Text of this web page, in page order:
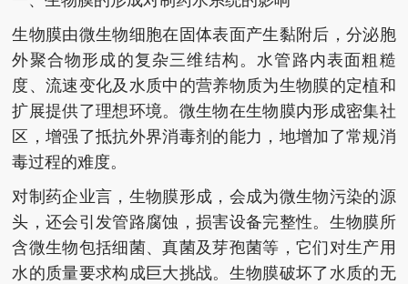
生物膜由微生物细胞在固体表面产生黏附后，分泌胞
外聚合物形成的复杂三维结构。水管路内表面粗糙
度、流速变化及水质中的营养物质为生物膜的定植和
扩展提供了理想环境。微生物在生物膜内形成密集社
区，增强了抵抗外界消毒剂的能力，地增加了常规消
毒过程的难度。
对制药企业言，生物膜形成，会成为微生物污染的源
头，还会引发管路腐蚀，损害设备完整性。生物膜所
含微生物包括细菌、真菌及芽孢菌等，它们对生产用
水的质量要求构成巨大挑战。生物膜破坏了水质的无